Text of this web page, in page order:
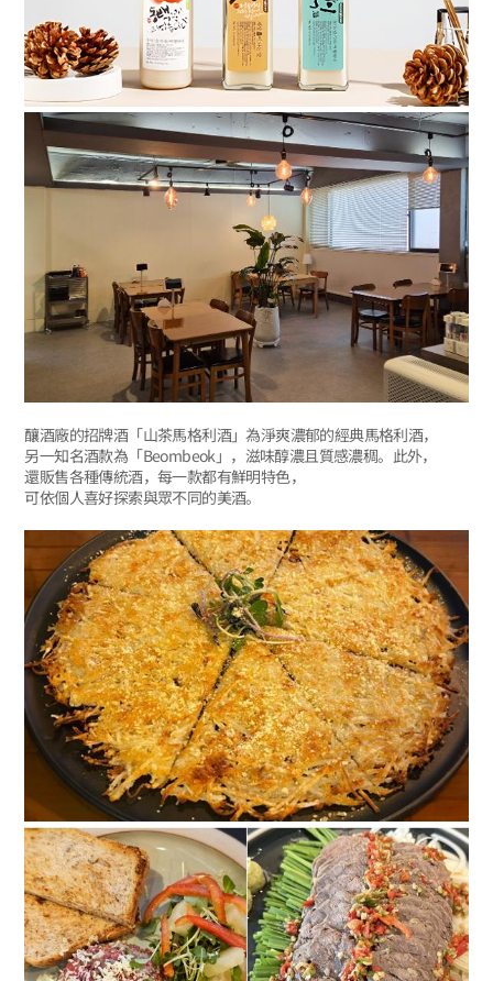
釀酒廠的招牌酒「山茶馬格利酒」為淨爽濃郁的經典馬格利酒，
另一知名酒款為「Beombeok」，滋味醇濃且質感濃稠。此外，
還販售各種傳統酒，每一款都有鮮明特色，
可依個人喜好探索與眾不同的美酒。